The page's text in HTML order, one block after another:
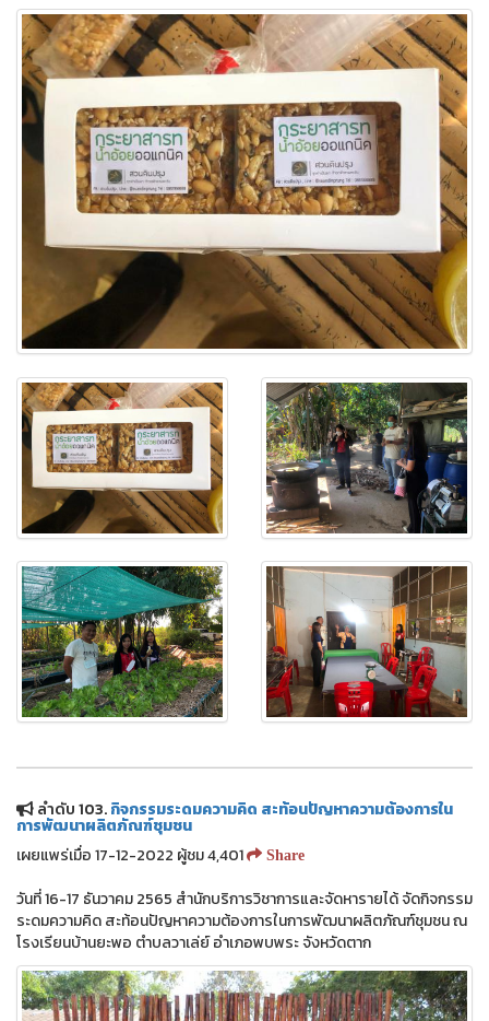
ลำดับ 103.กิจกรรมระดมความคิด สะท้อนปัญหาความต้องการใน
การพัฒนาผลิตภัณฑ์ชุมชน
เผยแพร่เมื่อ 17-12-2022 ผู้ชม 4,401
Share
วันที่ 16-17 ธันวาคม 2565 สำนักบริการวิชาการและจัดหารายได้ จัดกิจกรรม
ระดมความคิด สะท้อนปัญหาความต้องการในการพัฒนาผลิตภัณฑ์ชุมชน ณ
โรงเรียนบ้านยะพอ ตำบลวาเล่ย์ อำเภอพบพระ จังหวัดตาก